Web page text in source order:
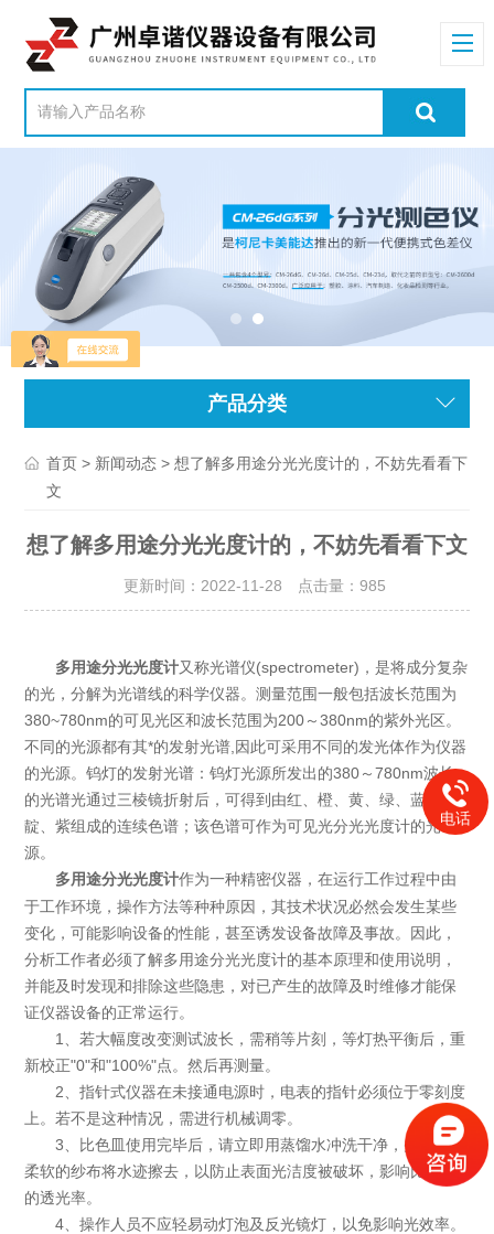
产品分类
首页 > 新闻动态 > 想了解多用途分光光度计的，不妨先看看下
文
想了解多用途分光光度计的，不妨先看看下文
更新时间：2022-11-28 点击量： 985
多用途分光光度计又称光谱仪(spectrometer)，是将成分复杂
的光，分解为光谱线的科学仪器。测量范围一般包括波长范围为
380~780nm的可见光区和波长范围为200～380nm的紫外光区。
不同的光源都有其*的发射光谱,因此可采用不同的发光体作为仪器
的光源。钨灯的发射光谱：钨灯光源所发出的380～780nm波长
的光谱光通过三棱镜折射后，可得到由红、橙、黄、绿、蓝、
靛、紫组成的连续色谱；该色谱可作为可见光分光光度计的光
源。
多用途分光光度计作为一种精密仪器，在运行工作过程中由
于工作环境，操作方法等种种原因，其技术状况必然会发生某些
变化，可能影响设备的性能，甚至诱发设备故障及事故。因此，
分析工作者必须了解多用途分光光度计的基本原理和使用说明，
并能及时发现和排除这些隐患，对已产生的故障及时维修才能保
证仪器设备的正常运行。
1、若大幅度改变测试波长，需稍等片刻，等灯热平衡后，重
新校正"0"和"100%"点。然后再测量。
2、指针式仪器在未接通电源时，电表的指针必须位于零刻度
上。若不是这种情况，需进行机械调零。
3、比色皿使用完毕后，请立即用蒸馏水冲洗干净，并用干净
柔软的纱布将水迹擦去，以防止表面光洁度被破坏，影响比色皿
的透光率。
4、操作人员不应轻易动灯泡及反光镜灯，以免影响光效率。
电话